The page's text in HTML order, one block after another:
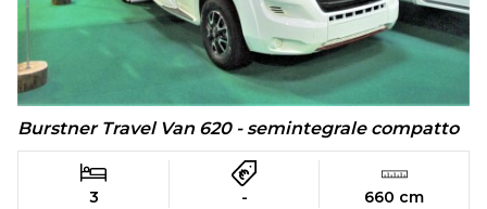
Burstner Travel Van 620 - semintegrale compatto
3 - 660 cm